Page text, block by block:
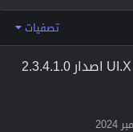
تصفيات